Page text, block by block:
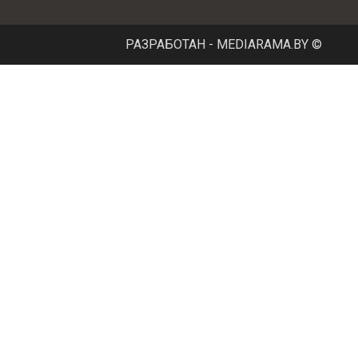
в контуре ГВС, бар
7
Давление в контуре
РАЗРАБОТАН - MEDIARAMA.BY ©